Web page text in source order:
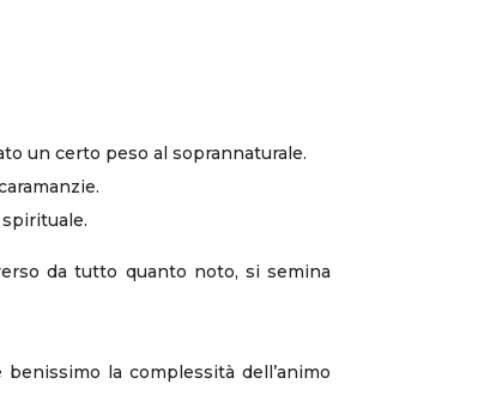
un certo peso al soprannaturale.
da tutto quanto noto, si semina
la complessità dell’animo